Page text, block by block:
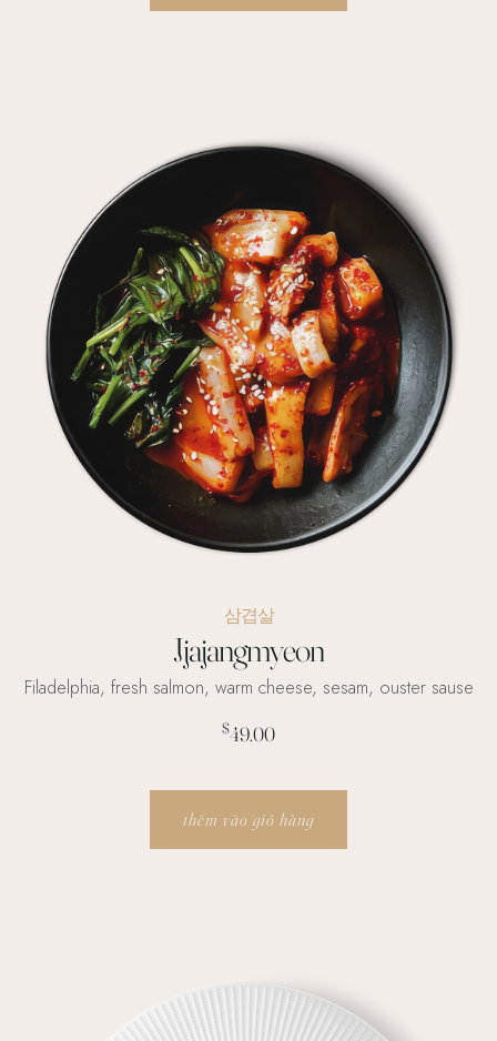
삼겹살
Jjajangmyeon
Filadelphia, fresh salmon, warm cheese, sesam, ouster sause
$49.00
thêm vào giỏ hàng